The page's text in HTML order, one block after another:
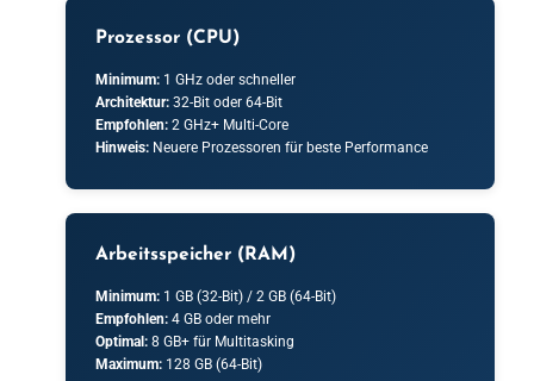
Prozessor (CPU)
Minimum: 1 GHz oder schneller
Architektur: 32-Bit oder 64-Bit
Empfohlen: 2 GHz+ Multi-Core
Hinweis: Neuere Prozessoren für beste Performance
Arbeitsspeicher (RAM)
Minimum: 1 GB (32-Bit) / 2 GB (64-Bit)
Empfohlen: 4 GB oder mehr
Optimal: 8 GB+ für Multitasking
Maximum: 128 GB (64-Bit)